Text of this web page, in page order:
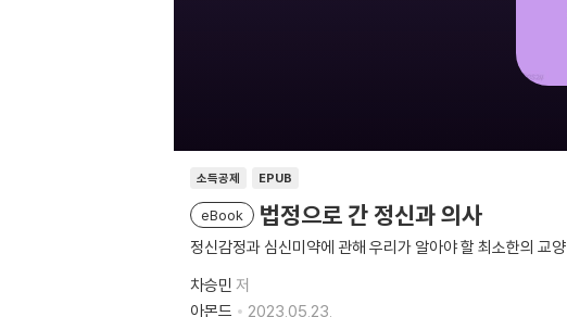
소득공제 EPUB
eBook 법정으로 간 정신과 의사
정신감정과 심신미약에 관해 우리가 알아야 할 최소한의 교양
차승민 저
아몬드
2023.05.23.